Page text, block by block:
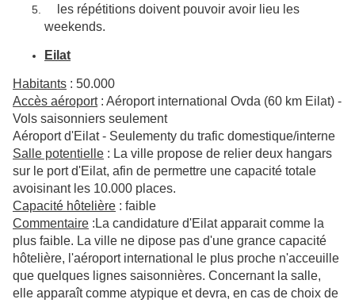
les répétitions doivent pouvoir avoir lieu les
weekends.
Eilat
Habitants : 50.000
Accès aéroport: Aéroport international Ovda (60 km Eilat) -
Vols saisonniers seulement
Aéroport d'Eilat - Seulementy du trafic domestique/interne
Salle potentielle : La ville propose de relier deux hangars
sur le port d'Eilat, afin de permettre une capacité totale
avoisinant les 10.000 places.
Capacité hôtelière : faible
Commentaire :La candidature d'Eilat apparait comme la
plus faible. La ville ne dipose pas d'une grance capacité
hôtelière, l'aéroport international le plus proche n'acceuille
que quelques lignes saisonnières. Concernant la salle,
elle apparaît comme atypique et devra, en cas de choix de